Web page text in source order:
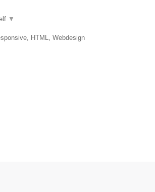
▼
HTML, Webdesign